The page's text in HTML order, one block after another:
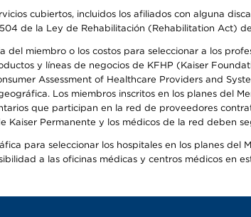
cubiertos, incluidos los afiliados con alguna
de la Ley de Rehabilitación (Rehabilitation Act)
miembro o los costos para seleccionar a los
y líneas de negocios de KFHP (Kaiser
Assessment of Healthcare Providers and
Los miembros inscritos en los planes del
que participan en la red de proveedores
Permanente y los médicos de la red deben
para seleccionar los hospitales en los planes del
a las oficinas médicas y centros médicos en